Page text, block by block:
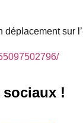
sur
sociaux !